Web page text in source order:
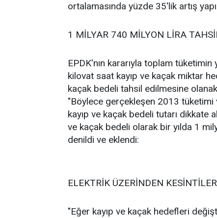
ortalamasında yüzde 35'lik artış
1 MİLYAR 740 MİLYON LİRA
EPDK'nın kararıyla toplam
kilovat saat kayıp ve kaçak miktar
kaçak bedeli tahsil edilmesine
"Böylece gerçekleşen 2013 tüketimi
kayıp ve kaçak bedeli tutarı dikkate
ve kaçak bedeli olarak bir yılda 1
denildi ve eklendi:
ELEKTRİK ÜZERİNDEN KESİNTİLER
"Eğer kayıp ve kaçak hedefleri